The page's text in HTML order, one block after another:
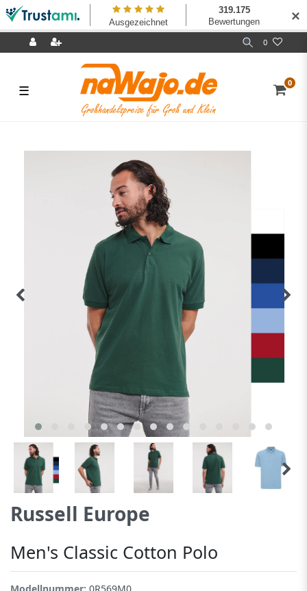
0
☰ 0
Russell Europe
Men's Classic Cotton Polo
Modellnummer: 0R569M0
✕